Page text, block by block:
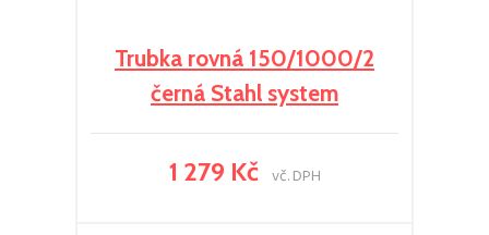
Trubka rovná 150/1000/2
černá Stahl system
1 279 Kč vč. DPH